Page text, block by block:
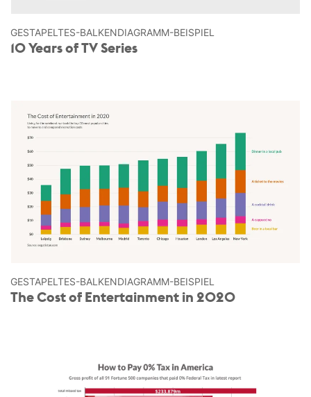
GESTAPELTES-BALKEN­DIAGRAMM-BEISPIEL
10 Years of TV Series
GESTAPELTES-BALKEN­DIAGRAMM-BEISPIEL
The Cost of Entertainment in 2020